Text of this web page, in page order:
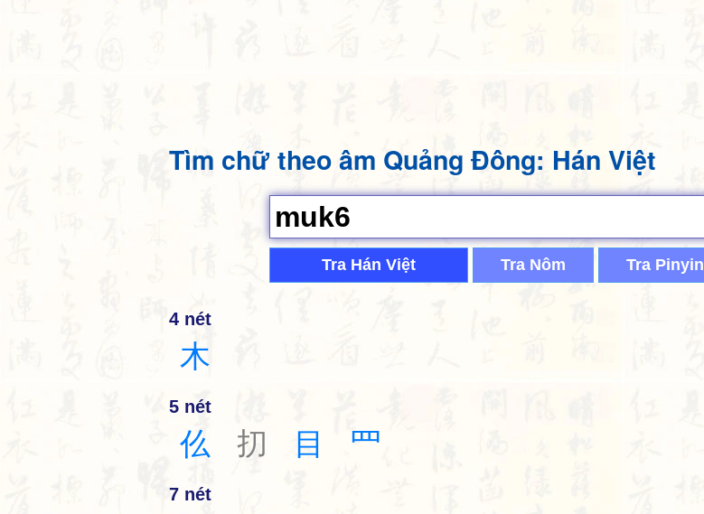
Tìm chữ theo âm Quảng Đông: Hán Việt
Tra Hán Việt Tra Nôm Tra Pinyin
4 nét
木
5 nét
仫 㧅 目 罒
7 nét